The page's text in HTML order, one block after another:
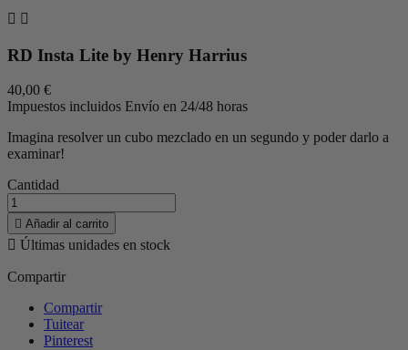
 
RD Insta Lite by Henry Harrius
40,00 €
Impuestos incluidos Envío en 24/48 horas
Imagina resolver un cubo mezclado en un segundo y poder darlo a
examinar!
Cantidad
 Añadir al carrito
 Últimas unidades en stock
Compartir
Compartir
Tuitear
Pinterest